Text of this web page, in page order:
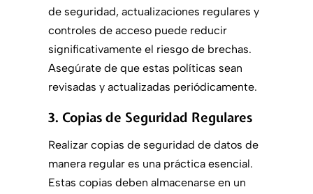
de seguridad, actualizaciones regulares y
controles de acceso puede reducir
significativamente el riesgo de brechas.
Asegúrate de que estas políticas sean
revisadas y actualizadas periódicamente.
3. Copias de Seguridad Regulares
Realizar copias de seguridad de datos de
manera regular es una práctica esencial.
Estas copias deben almacenarse en un